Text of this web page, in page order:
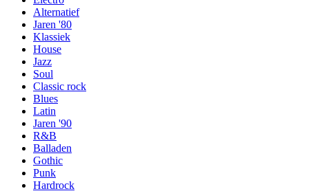
Alternatief
Jaren '80
Klassiek
House
Jazz
Soul
Classic rock
Blues
Latin
Jaren '90
R&B
Balladen
Gothic
Punk
Hardrock